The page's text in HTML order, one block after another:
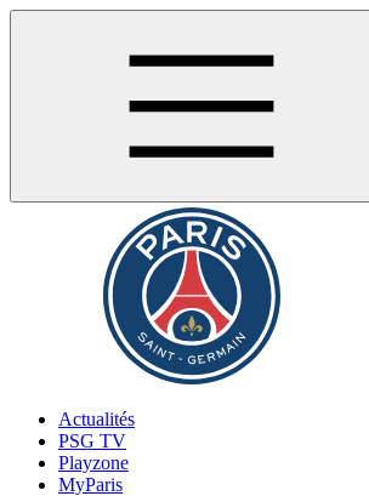
Actualités
PSG TV
Playzone
MyParis